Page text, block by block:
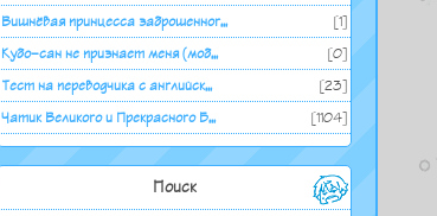
Вишнёвая принцесса заброшенног...
[1]
Кубо-сан не признает меня (моб...
[0]
Тест на переводчика с английск...
[23]
Чатик Великого и Прекрасного Б...
[1104]
Поиск